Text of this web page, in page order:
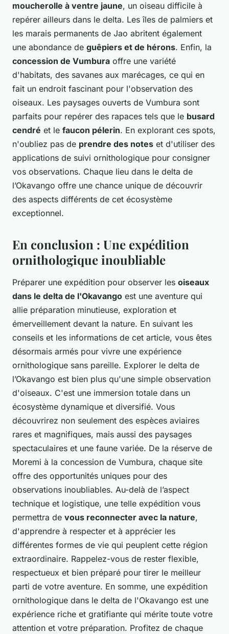
moucherolle à ventre jaune, un oiseau difficile à
repérer ailleurs dans le delta. Les îles de palmiers et
les marais permanents de Jao abritent également
une abondance de guêpiers et de hérons. Enfin, la
concession de Vumbura offre une variété
d'habitats, des savanes aux marécages, ce qui en
fait un endroit fascinant pour l'observation des
oiseaux. Les paysages ouverts de Vumbura sont
parfaits pour repérer des rapaces tels que le busard
cendré et le faucon pélerin. En explorant ces spots,
n'oubliez pas de prendre des notes et d'utiliser des
applications de suivi ornithologique pour consigner
vos observations. Chaque lieu dans le delta de
l’Okavango offre une chance unique de découvrir
des aspects différents de cet écosystème
exceptionnel.
En conclusion : Une expédition
ornithologique inoubliable
Préparer une expédition pour observer les oiseaux
dans le delta de l'Okavango est une aventure qui
allie préparation minutieuse, exploration et
émerveillement devant la nature. En suivant les
conseils et les informations de cet article, vous êtes
désormais armés pour vivre une expérience
ornithologique sans pareille. Explorer le delta de
l’Okavango est bien plus qu'une simple observation
d'oiseaux. C'est une immersion totale dans un
écosystème dynamique et diversifié. Vous
découvrirez non seulement des espèces aviaires
rares et magnifiques, mais aussi des paysages
spectaculaires et une faune variée. De la réserve de
Moremi à la concession de Vumbura, chaque site
offre des opportunités uniques pour des
observations inoubliables. Au-delà de l’aspect
technique et logistique, une telle expédition vous
permettra de vous reconnecter avec la nature,
d'apprendre à respecter et à apprécier les
différentes formes de vie qui peuplent cette région
extraordinaire. Rappelez-vous de rester flexible,
respectueux et bien préparé pour tirer le meilleur
parti de votre aventure. En somme, une expédition
ornithologique dans le delta de l'Okavango est une
expérience riche et gratifiante qui mérite toute votre
attention et votre préparation. Profitez de chaque